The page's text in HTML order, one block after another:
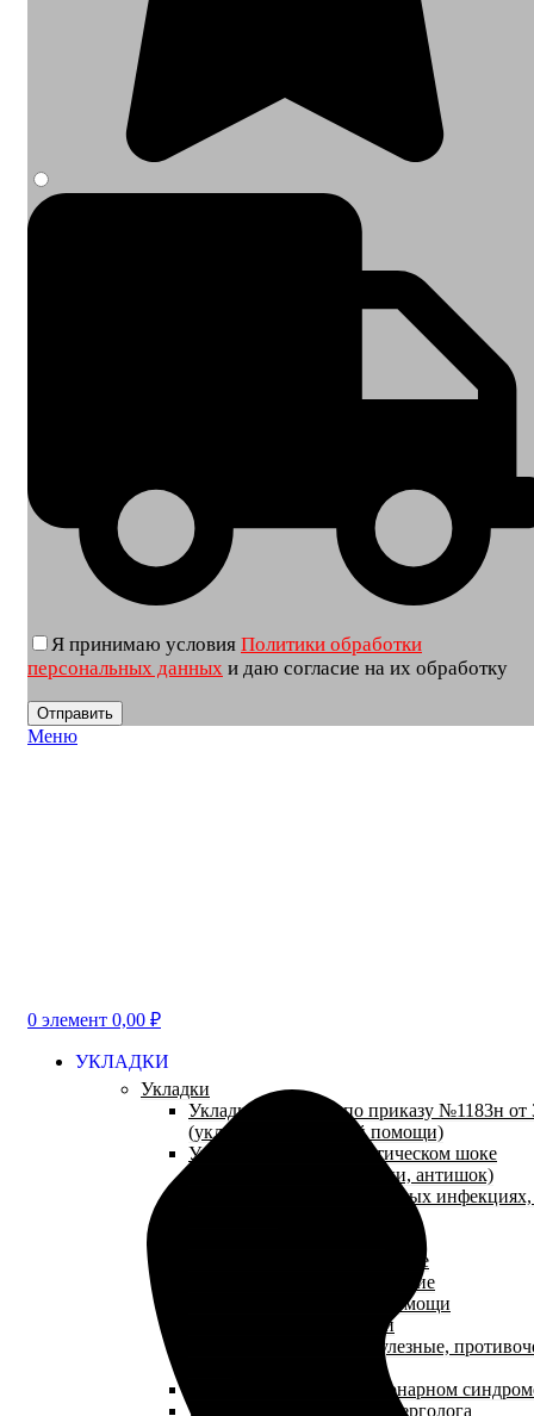
Я принимаю условия Политики обработки
персональных данных и даю согласие на их обработку
Меню
0 элемент 0,00 ₽
УКЛАДКИ
Укладки
Укладки и наборы по приказу №1183н от
(укладки неотложной помощи)
Укладки при анафилактическом шоке
(противошоковые укладки, антишок)
Укладки при парентеральных
Укладки травматологические
Укладки эпидемиологические
Укладки паллиативной помощи
Аптечки первой помощи
Укладки противопедикулезные,
Укладки при остром коронарном
Укладки для кабинета аллерголога